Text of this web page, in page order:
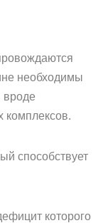
необходимы
вроде
комплексов.
способствует
которого